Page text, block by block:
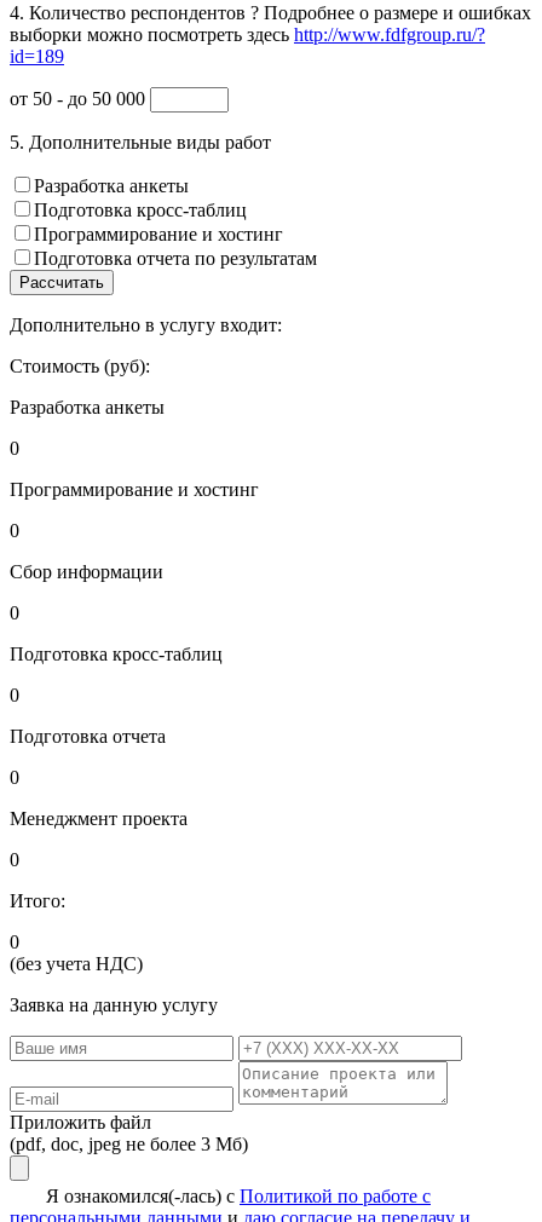
4. Количество респондентов ? Подробнее о размере и ошибках
выборки можно посмотреть здесь http://www.fdfgroup.ru/?
id=189
от 50 - до 50 000
5. Дополнительные виды работ
Разработка анкеты
Подготовка кросс-таблиц
Программирование и хостинг
Подготовка отчета по результатам
Рассчитать
Дополнительно в услугу входит:
Стоимость (руб):
Разработка анкеты
0
Программирование и хостинг
0
Сбор информации
0
Подготовка кросс-таблиц
0
Подготовка отчета
0
Менеджмент проекта
0
Итого:
0
(без учета НДС)
Заявка на данную услугу
Приложить файл
(pdf, doc, jpeg не более 3 Мб)
Я ознакомился(-лась) с Политикой по работе с
персональными данными и даю согласие на передачу и